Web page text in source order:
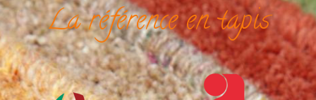
La référence en tapis